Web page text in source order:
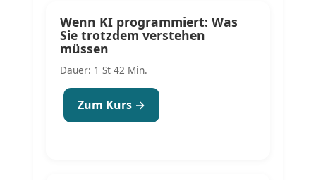
Wenn KI programmiert: Was
Sie trotzdem verstehen
müssen
Dauer: 1 St 42 Min.
Zum Kurs →